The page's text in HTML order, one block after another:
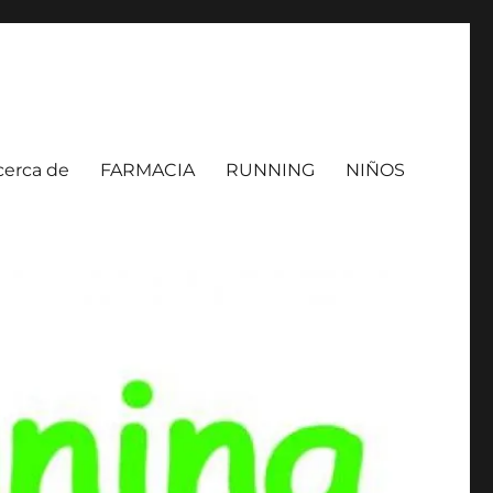
de FARMACIA RUNNING NIÑOS